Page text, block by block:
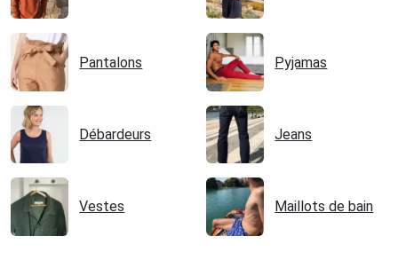
Pantalons Pyjamas
Débardeurs Jeans
Vestes Maillots de bain